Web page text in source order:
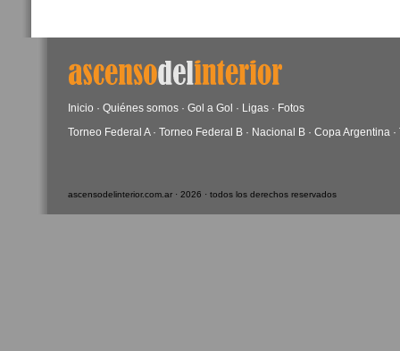
Inicio · Quiénes somos · Gol a Gol · Ligas · Fotos
Torneo Federal A· Torneo Federal B · Nacional B · Copa Argentina ·
ascensodelinterior.com.ar · 2026 · todos los derechos reservados